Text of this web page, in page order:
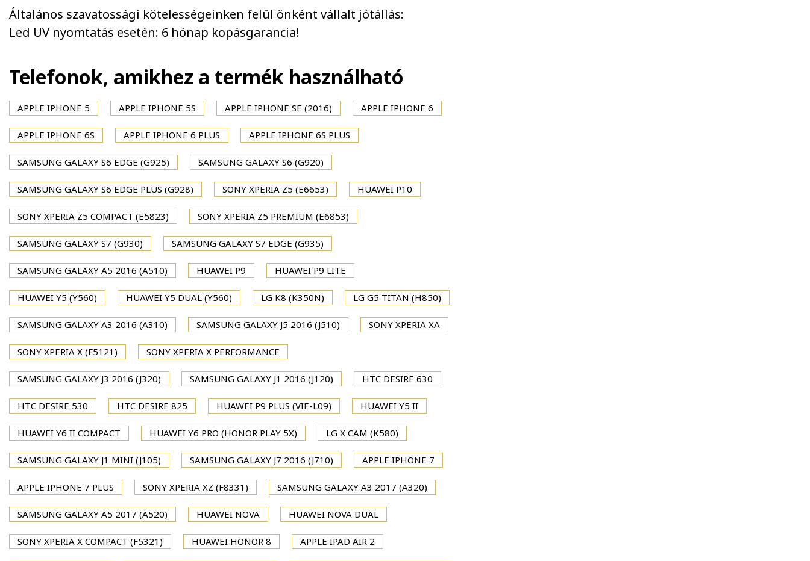
Általános szavatossági kötelességeinken felül önként vállalt jótállás:
Led UV nyomtatás esetén: 6 hónap kopásgarancia!
Telefonok, amikhez a termék használható
APPLE IPHONE 5 APPLE IPHONE 5S APPLE IPHONE SE (2016) APPLE IPHONE 6
APPLE IPHONE 6S APPLE IPHONE 6 PLUS APPLE IPHONE 6S PLUS
SAMSUNG GALAXY S6 EDGE (G925) SAMSUNG GALAXY S6 (G920)
SAMSUNG GALAXY S6 EDGE PLUS (G928) SONY XPERIA Z5 (E6653) HUAWEI P10
SONY XPERIA Z5 COMPACT (E5823) SONY XPERIA Z5 PREMIUM (E6853)
SAMSUNG GALAXY S7 (G930) SAMSUNG GALAXY S7 EDGE (G935)
SAMSUNG GALAXY A5 2016 (A510) HUAWEI P9 HUAWEI P9 LITE
HUAWEI Y5 (Y560) HUAWEI Y5 DUAL (Y560) LG K8 (K350N) LG G5 TITAN (H850)
SAMSUNG GALAXY A3 2016 (A310) SAMSUNG GALAXY J5 2016 (J510) SONY XPERIA XA
SONY XPERIA X (F5121) SONY XPERIA X PERFORMANCE
SAMSUNG GALAXY J3 2016 (J320) SAMSUNG GALAXY J1 2016 (J120) HTC DESIRE 630
HTC DESIRE 530 HTC DESIRE 825 HUAWEI P9 PLUS (VIE-L09) HUAWEI Y5 II
HUAWEI Y6 II COMPACT HUAWEI Y6 PRO (HONOR PLAY 5X) LG X CAM (K580)
SAMSUNG GALAXY J1 MINI (J105) SAMSUNG GALAXY J7 2016 (J710) APPLE IPHONE 7
APPLE IPHONE 7 PLUS SONY XPERIA XZ (F8331) SAMSUNG GALAXY A3 2017 (A320)
SAMSUNG GALAXY A5 2017 (A520) HUAWEI NOVA HUAWEI NOVA DUAL
SONY XPERIA X COMPACT (F5321) HUAWEI HONOR 8 APPLE IPAD AIR 2